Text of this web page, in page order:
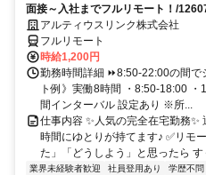
面接～入社までフルリモート！/
アルティウスリンク株式会社
フルリモート
時給1,200円
勤務時間詳細 ⏩8:50-22:00の間
ト例》実働8時間 ・8:50-18:00
間インターバル 設定あり ※所...
仕事内容 ✨人気の完全在宅勤務
時間にゆとりが持てます♪ ✅リモ
た」「どうしよう」と思ったら
業界未経験者歓迎 社員登用あり 学歴不問